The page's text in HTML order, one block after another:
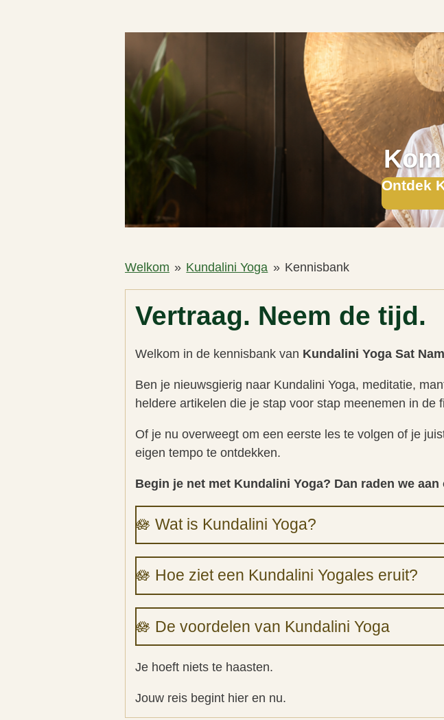
Ontdek
Welkom » Kundalini Yoga » Kennisbank
Vertraag. Neem de tijd.
Welkom in de kennisbank van Kundalini Yoga Sat Nam
Ben je nieuwsgierig naar Kundalini Yoga, meditatie,
heldere artikelen die je stap voor stap meenemen in de
Of je nu overweegt om een eerste les te volgen of je
eigen tempo te ontdekken.
Begin je net met Kundalini Yoga? Dan raden we
🪷 Wat is Kundalini Yoga?
🪷 Hoe ziet een Kundalini Yogales eruit?
🪷 De voordelen van Kundalini Yoga
Je hoeft niets te haasten.
Jouw reis begint hier en nu.